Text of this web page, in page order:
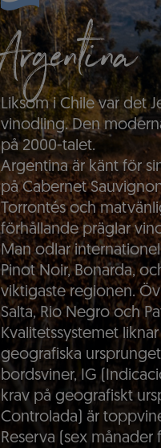
Argentina
Liksom i Chile var det
vinodling. Den
på 2000-talet.
Argentina är känt för
på Cabernet
Torrontés och
förhållande präglar
Man odlar
Pinot Noir, Bonarda,
viktigaste regionen.
Salta, Rio Negro och
Kvalitetssystemet
geografiska
bordsviner, IG
krav på geografiskt
Controlada) är
Reserva (sex